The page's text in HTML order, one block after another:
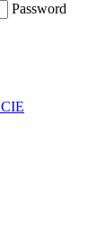
Password